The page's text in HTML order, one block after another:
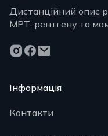
Дистанційний опис
МРТ, рентгену та
Інформація
Контакти